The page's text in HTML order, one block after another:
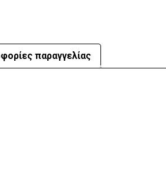
παραγγελίας